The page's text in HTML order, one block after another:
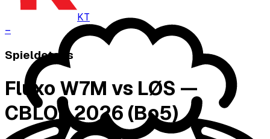
KT
–
Spieldetails
Fluxo W7M vs LØS —
CBLOL 2026 (Bo5)